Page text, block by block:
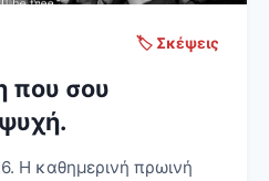
🏷️ Σκέψεις
που σου
Η καθημερινή πρωινή